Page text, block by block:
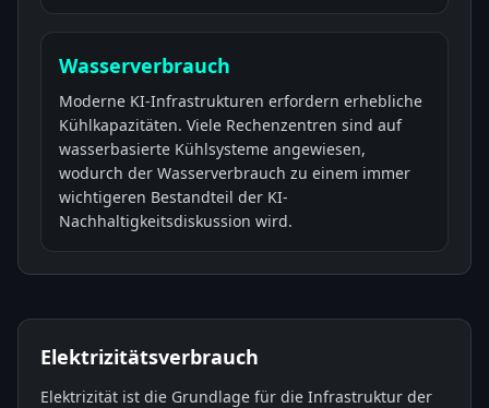
Wasserverbrauch
Moderne KI-Infrastrukturen erfordern erhebliche
Kühlkapazitäten. Viele Rechenzentren sind auf
wasserbasierte Kühlsysteme angewiesen,
wodurch der Wasserverbrauch zu einem immer
wichtigeren Bestandteil der KI-
Nachhaltigkeitsdiskussion wird.
Elektrizitätsverbrauch
Elektrizität ist die Grundlage für die Infrastruktur der